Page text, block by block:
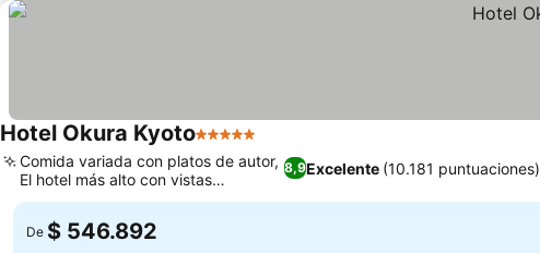
Hotel Okura Kyoto5 Estrellas
8,9Excelente (10.181 puntuaciones)
Comida variada con platos de autor,
El hotel más alto con vistas
panorámicas
De $ 546.892